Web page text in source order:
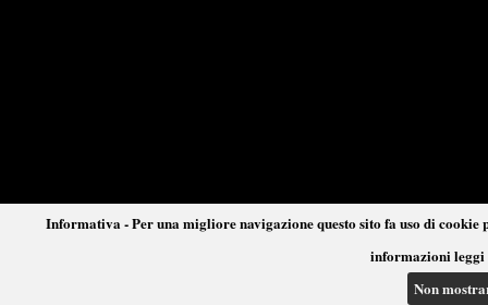
Informativa - Per una migliore navigazione questo sito fa uso di
informazioni leggi
Non